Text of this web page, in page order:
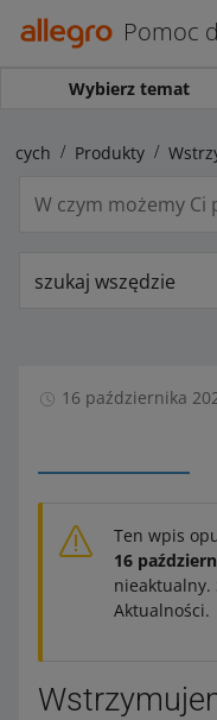
Pomoc
Wybierz temat
Produkty
szukaj wszędzie
16 października
Ten wpis
16
nieaktualny.
Aktualności.